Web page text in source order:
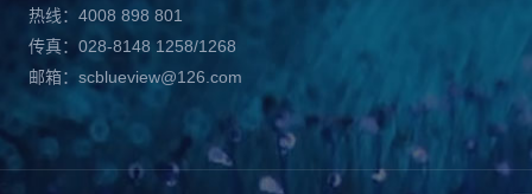
热线：4008 898 801
传真：028-8148 1258/1268
邮箱：scblueview@126.com